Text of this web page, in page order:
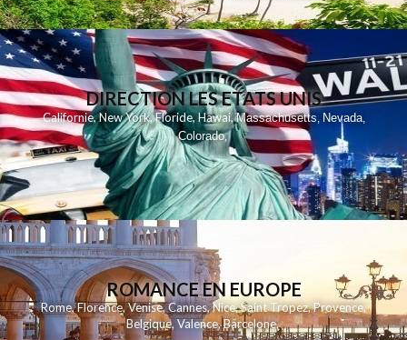
DIRECTION LES ETATS UNIS
Californie,New York,Floride,Hawai,Massachusetts, Nevada,
Colorado,
ROMANCE EN EUROPE
Rome,Florence,Venise,Cannes,Nice,Saint Tropez,Provence,
Belgique,Valence,Barcelone,